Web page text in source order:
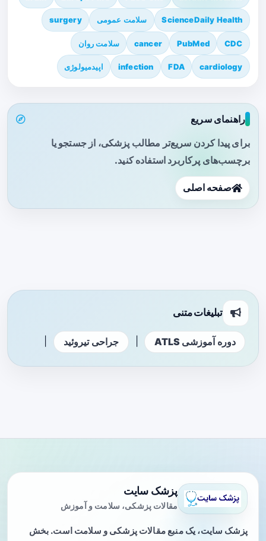
ScienceDaily Health سلامت عمومی surgery
CDC
PubMed
cancer سلامت روان
cardiology
FDA
infection اپیدمیولوژی
راهنمای سریع
برای پیدا کردن سریع‌تر مطالب پزشکی، از جستجو یا
برچسب‌های پرکاربرد استفاده کنید.
صفحه اصلی
تبلیغات متنی
دوره آموزشی ATLS جراحی تیروئید
پزشک سایت
مقالات پزشکی، سلامت و آموزش
پزشک سایت، یک منبع مقالات پزشکی و سلامت است. بخش